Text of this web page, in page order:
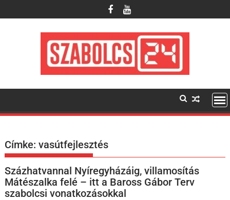
to
Címke:vasútfejlesztés
Százhatvannal Nyíregyházáig, villamosítás
Mátészalka felé – itt a Baross Gábor Terv
szabolcsi vonatkozásokkal